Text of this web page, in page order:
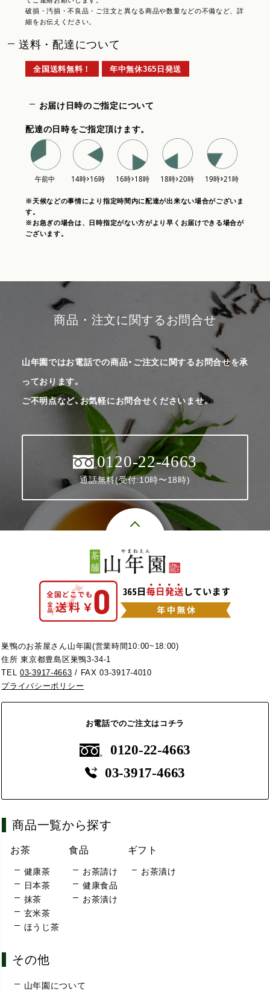
破損・汚損・不良品・ご注文と異なる商品や数量などの不備など、詳
細をお伝えください。
送料・配達について
全国送料無料！ 年中無休365日発送
お届け日時のご指定について
配達の日時をご指定頂けます。
※天候などの事情により指定時間内に配達が出来ない場合がございま
す。
※お急ぎの場合は、日時指定がない方がより早くお届けできる場合が
ございます。
商品・注文に関するお問合せ
山年園ではお電話での商品・ご注文に関するお問合せを承
っております。
ご不明点など、お気軽にお問合せくださいませ。
0120-22-4663
通話無料(受付:10時〜18時)
巣鴨のお茶屋さん山年園(営業時間10:00~18:00)
住所 東京都豊島区巣鴨3-34-1
TEL03-3917-4663 / FAX 03-3917-4010
プライバシーポリシー
お電話でのご注文はコチラ
0120-22-4663
03-3917-4663
商品一覧から探す
お茶
健康茶
日本茶
抹茶
玄米茶
ほうじ茶
食品
お茶請け
健康食品
お茶漬け
ギフト
お茶漬け
その他
山年園について